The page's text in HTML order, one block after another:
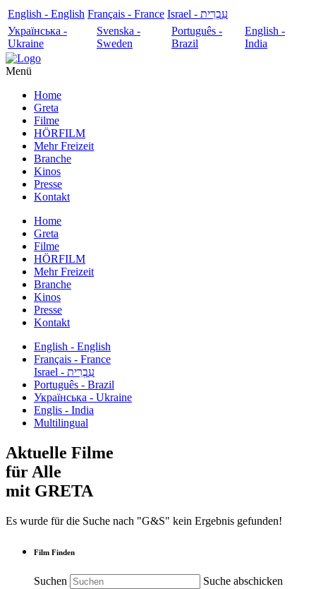
English - English Français - France
עִבְרִית - Israel
Українська -
Ukraine
Svenska -
Sweden
Português -
Brazil
English -
India
Menü
Home
Greta
Filme
HÖRFILM
Mehr Freizeit
Branche
Kinos
Presse
Kontakt
Home
Greta
Filme
HÖRFILM
Mehr Freizeit
Branche
Kinos
Presse
Kontakt
English - English
Français - France
עִבְרִית - Israel
Português - Brazil
Українська - Ukraine
Englis - India
Multilingual
Aktuelle Filme
für Alle
mit GRETA
Es wurde für die Suche nach "G&S" kein Ergebnis gefunden!
Film Finden
Suchen Suche abschicken